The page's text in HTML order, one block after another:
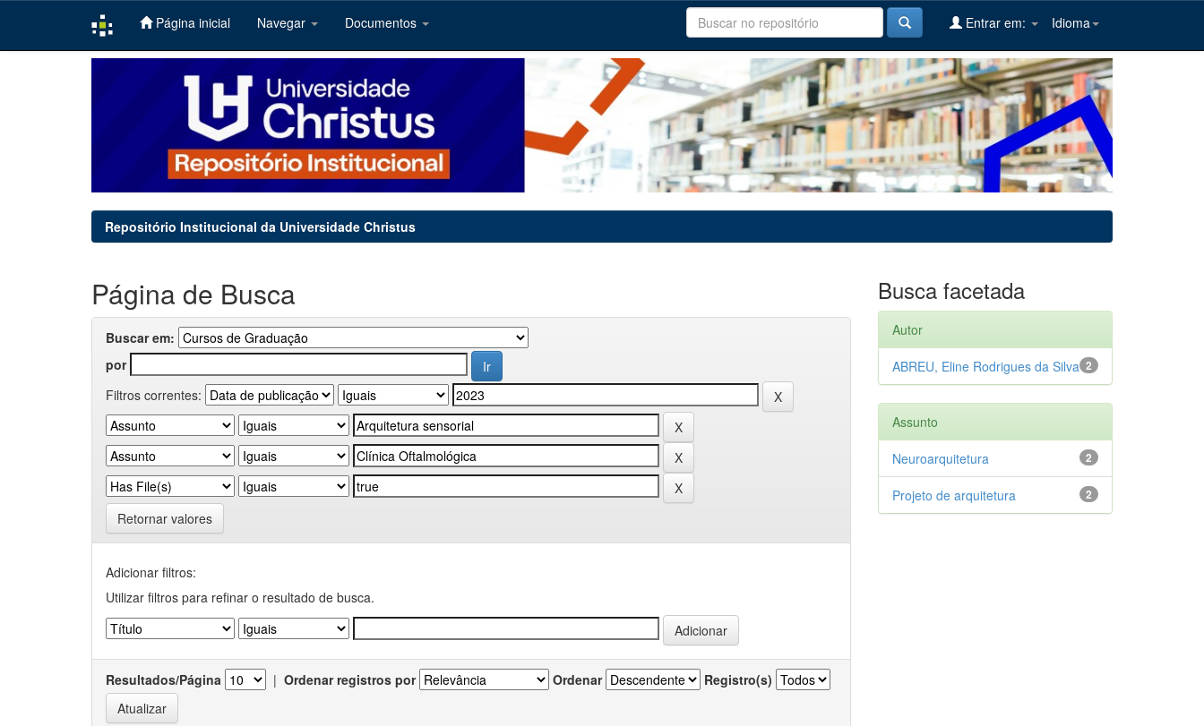
Página inicial Navegar Documentos Idioma
Entrar em:
Repositório Institucional da Universidade Christus
Página de Busca
Buscar em:
por
Filtros correntes:
Retornar valores
Adicionar filtros:
Utilizar filtros para refinar o resultado de busca.
Resultados/Página | Ordenar registros por Ordenar Registro(s)
Busca facetada
Autor
2
ABREU, Eline Rodrigues da Silva
Assunto
2
Neuroarquitetura
2
Projeto de arquitetura